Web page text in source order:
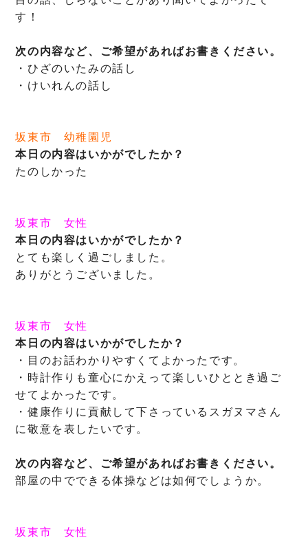
す！
次の内容など、ご希望があればお書きください。
・ひざのいたみの話し
・けいれんの話し
坂東市 幼稚園児
本日の内容はいかがでしたか？
たのしかった
坂東市 女性
本日の内容はいかがでしたか？
とても楽しく過ごしました。
ありがとうございました。
坂東市 女性
本日の内容はいかがでしたか？
・目のお話わかりやすくてよかったです。
・時計作りも童心にかえって楽しいひととき過ご
せてよかったです。
・健康作りに貢献して下さっているスガヌマさん
に敬意を表したいです。
次の内容など、ご希望があればお書きください。
部屋の中でできる体操などは如何でしょうか。
坂東市 女性